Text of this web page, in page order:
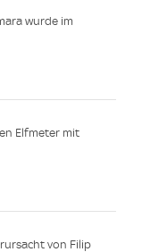
wurde im
Elfmeter mit
von Filip